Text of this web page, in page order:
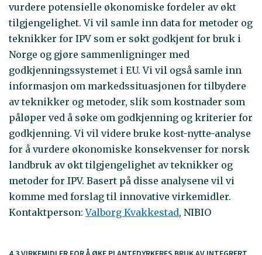
vurdere potensielle økonomiske fordeler av økt
tilgjengelighet. Vi vil samle inn data for metoder og
teknikker for IPV som er søkt godkjent for bruk i
Norge og gjøre sammenligninger med
godkjenningssystemet i EU. Vi vil også samle inn
informasjon om markedssituasjonen for tilbydere
av teknikker og metoder, slik som kostnader som
påløper ved å søke om godkjenning og kriterier for
godkjenning. Vi vil videre bruke kost-nytte-analyse
for å vurdere økonomiske konsekvenser for norsk
landbruk av økt tilgjengelighet av teknikker og
metoder for IPV. Basert på disse analysene vil vi
komme med forslag til innovative virkemidler.
Kontaktperson:Valborg Kvakkestad, NIBIO